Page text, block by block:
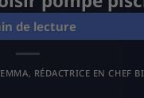
EMMA, RÉDACTRICE EN CHEF